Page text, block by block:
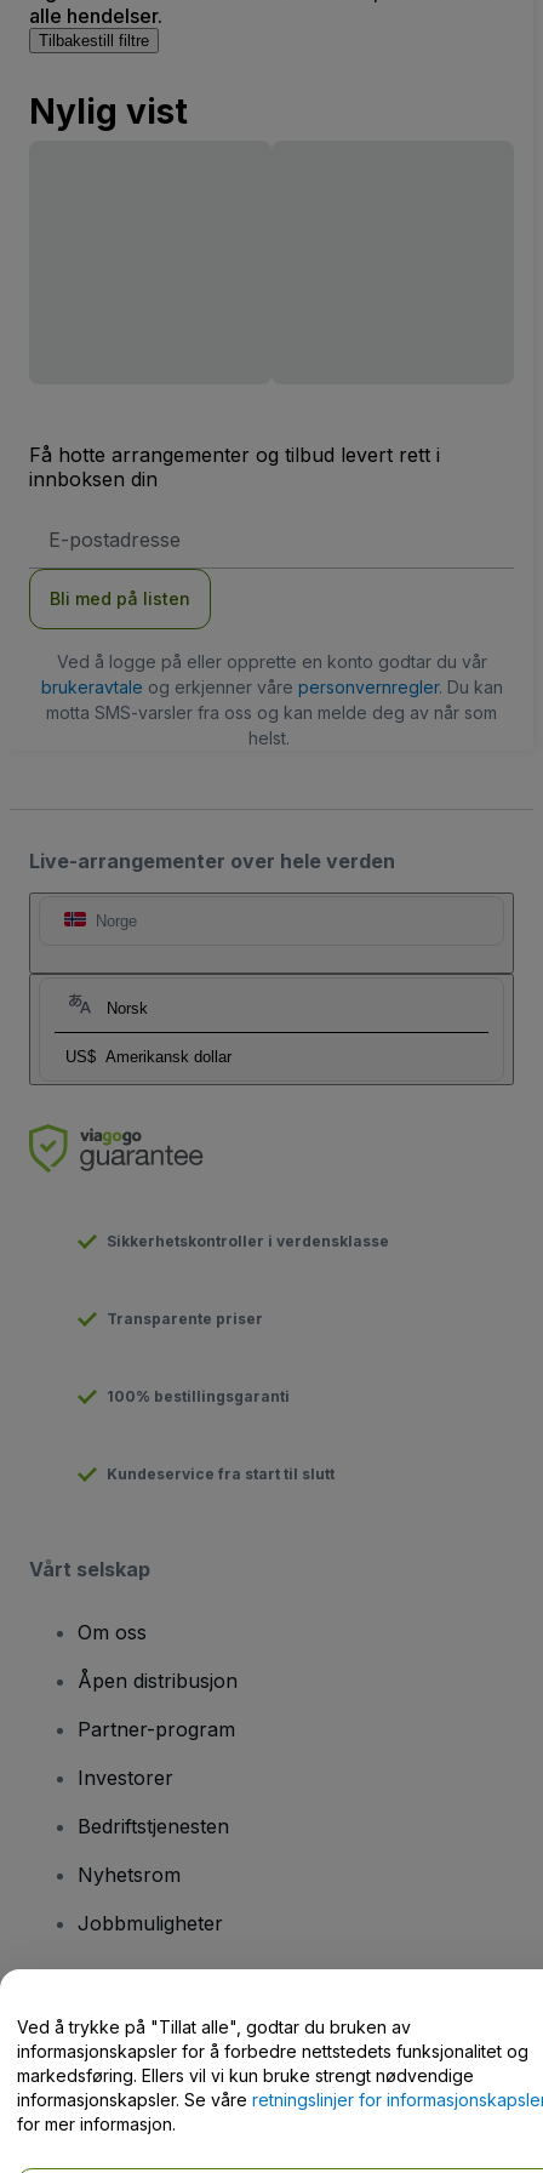
alle hendelser.
Tilbakestill filtre
Nylig vist
Få hotte arrangementer og tilbud levert rett i
innboksen din
postadresse
Bli med på listen
Ved å logge på eller opprette en konto godtar du vår
brukeravtale og erkjenner våre personvernregler. Du kan
motta SMS-varsler fra oss og kan melde deg av når som
helst.
Live-arrangementer over hele verden
Norge
Norsk
US$ Amerikansk dollar
Sikkerhetskontroller i verdensklasse
Transparente priser
100% bestillingsgaranti
Kundeservice fra start til slutt
Vårt selskap
Om oss
Åpen distribusjon
Partner-program
Investorer
Bedriftstjenesten
Nyhetsrom
Jobbmuligheter
Hjelpesenter / kontakt oss
Ved å trykke på "Tillat alle", godtar du bruken av
informasjonskapsler for å forbedre nettstedets funksjonalitet og
markedsføring. Ellers vil vi kun bruke strengt nødvendige
informasjonskapsler. Se våre retningslinjer for
for mer informasjon.